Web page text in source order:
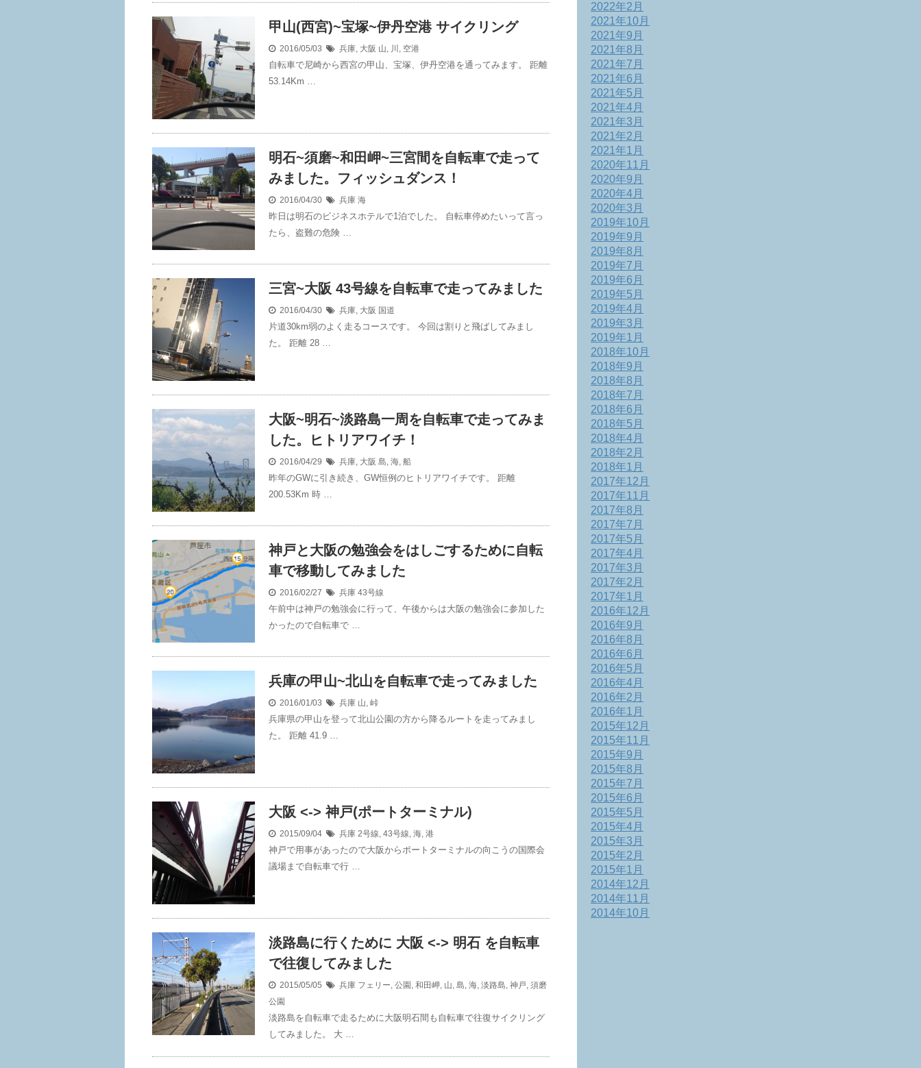
甲山(西宮)~宝塚~伊丹空港 サイクリング
2016/05/03 兵庫, 大阪 山, 川 , 空港
自転車で尼崎から西宮の甲山、宝塚、伊丹空港を通ってみます。 距離
53.14Km …
明石~須磨~和田岬~三宮間を自転車で走って
みました。フィッシュダンス！
2016/04/30 兵庫 海
昨日は明石のビジネスホテルで1泊でした。 自転車停めたいって言っ
たら、盗難の危険 …
三宮~大阪 43号線を自転車で走ってみました
2016/04/30 兵庫, 大阪 国道
片道30km弱のよく走るコースです。 今回は割りと飛ばしてみまし
た。 距離 28 …
大阪~明石~淡路島一周を自転車で走ってみま
した。ヒトリアワイチ！
2016/04/29 兵庫, 大阪 島, 海, 船
昨年のGWに引き続き、GW恒例のヒトリアワイチです。 距離
200.53Km 時 …
神戸と大阪の勉強会をはしごするために自転
車で移動してみました
2016/02/27 兵庫 43号線
午前中は神戸の勉強会に行って、午後からは大阪の勉強会に参加した
かったので自転車で …
兵庫の甲山~北山を自転車で走ってみました
2016/01/03 兵庫 山, 峠
兵庫県の甲山を登って北山公園の方から降るルートを走ってみまし
た。 距離 41.9 …
大阪 <-> 神戸(ポートターミナル)
2015/09/04 兵庫 2号線, 43号線, 海, 港
神戸で用事があったので大阪からポートターミナルの向こうの国際会
議場まで自転車で行 …
淡路島に行くために 大阪 <-> 明石 を自転車
で往復してみました
2015/05/05 兵庫 フェリー, 公園 , 和田岬, 山, 島, 海, 淡路島, 神戸, 須磨
公園
淡路島を自転車で走るために大阪明石間も自転車で往復サイクリング
してみました。 大 …
2022年2月
2021年10月
2021年9月
2021年8月
2021年7月
2021年6月
2021年5月
2021年4月
2021年3月
2021年2月
2021年1月
2020年11月
2020年9月
2020年4月
2020年3月
2019年10月
2019年9月
2019年8月
2019年7月
2019年6月
2019年5月
2019年4月
2019年3月
2019年1月
2018年10月
2018年9月
2018年8月
2018年7月
2018年6月
2018年5月
2018年4月
2018年2月
2018年1月
2017年12月
2017年11月
2017年8月
2017年7月
2017年5月
2017年4月
2017年3月
2017年2月
2017年1月
2016年12月
2016年9月
2016年8月
2016年6月
2016年5月
2016年4月
2016年2月
2016年1月
2015年12月
2015年11月
2015年9月
2015年8月
2015年7月
2015年6月
2015年5月
2015年4月
2015年3月
2015年2月
2015年1月
2014年12月
2014年11月
2014年10月